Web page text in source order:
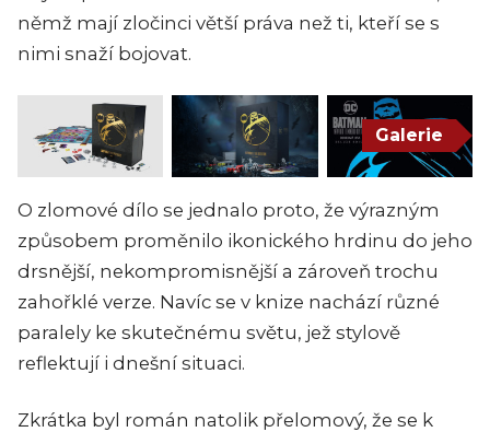
němž mají zločinci větší práva než ti, kteří se s
nimi snaží bojovat.
Galerie
O zlomové dílo se jednalo proto, že výrazným
způsobem proměnilo ikonického hrdinu do jeho
drsnější, nekompromisnější a zároveň trochu
zahořklé verze. Navíc se v knize nachází různé
paralely ke skutečnému světu, jež stylově
reflektují i dnešní situaci.
Zkrátka byl román natolik přelomový, že se k